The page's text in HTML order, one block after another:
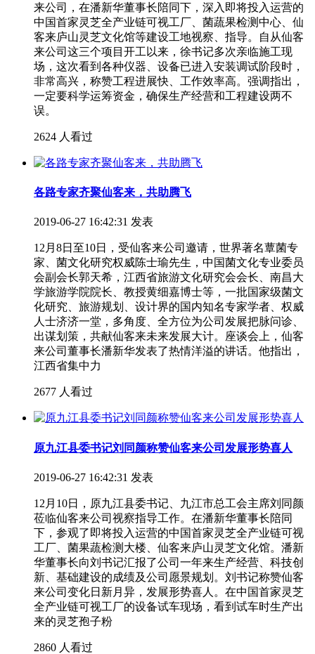
来公司，在潘新华董事长陪同下，深入即将投入运营的
中国首家灵芝全产业链可视工厂、菌蔬果检测中心、仙
客来庐山灵芝文化馆等建设工地视察、指导。自从仙客
来公司这三个项目开工以来，徐书记多次亲临施工现
场，这次看到各种仪器、设备已进入安装调试阶段时，
非常高兴，称赞工程进展快、工作效率高。强调指出，
一定要科学运筹资金，确保生产经营和工程建设两不
误。
2624 人看过
各路专家齐聚仙客来，共助腾飞
2019-06-27 16:42:31 发表
12月8日至10日，受仙客来公司邀请，世界著名蕈菌专
家、菌文化研究权威陈士瑜先生，中国菌文化专业委员
会副会长郭天希，江西省旅游文化研究会会长、南昌大
学旅游学院院长、教授黄细嘉博士等，一批国家级菌文
化研究、旅游规划、设计界的国内知名专家学者、权威
人士济济一堂，多角度、全方位为公司发展把脉问诊、
出谋划策，共献仙客来未来发展大计。座谈会上，仙客
来公司董事长潘新华发表了热情洋溢的讲话。他指出，
江西省集中力
2677 人看过
原九江县委书记刘同颜称赞仙客来公司发展形势喜人
2019-06-27 16:42:31 发表
12月10日，原九江县委书记、九江市总工会主席刘同颜
莅临仙客来公司视察指导工作。在潘新华董事长陪同
下，参观了即将投入运营的中国首家灵芝全产业链可视
工厂、菌果蔬检测大楼、仙客来庐山灵芝文化馆。潘新
华董事长向刘书记汇报了公司一年来生产经营、科技创
新、基础建设的成绩及公司愿景规划。刘书记称赞仙客
来公司变化日新月异，发展形势喜人。在中国首家灵芝
全产业链可视工厂的设备试车现场，看到试车时生产出
来的灵芝孢子粉
2860 人看过